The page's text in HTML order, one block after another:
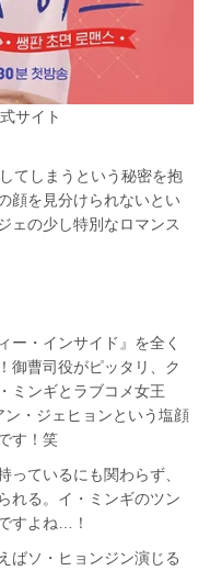
サイト
てしまうという秘密を抱
顔を見分けられないとい
ェの少し特別なロマンス
ー・インサイド』を全く
御曹司役がピッタリ、ク
ミンギとラブコメ女王
・ジェヒョンという塩顔
す！笑
っているにも関わらず、
れる。イ・ミンギのツン
すよね…！
ばソ・ヒョンジン演じる